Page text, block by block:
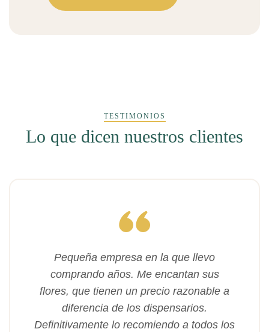
TESTIMONIOS
Lo que dicen nuestros clientes
Pequeña empresa en la que llevo
comprando años. Me encantan sus
flores, que tienen un precio razonable a
diferencia de los dispensarios.
Definitivamente lo recomiendo a todos los